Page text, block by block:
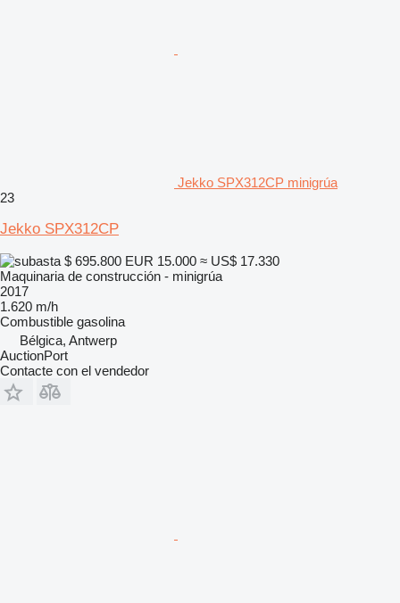
Jekko SPX312CP minigrúa
23
Jekko SPX312CP
$ 695.800 EUR 15.000 ≈ US$ 17.330
Maquinaria de construcción - minigrúa
2017
1.620 m/h
Combustible gasolina
Bélgica, Antwerp
AuctionPort
Contacte con el vendedor